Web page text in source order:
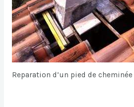
Reparation d’un pied de cheminée